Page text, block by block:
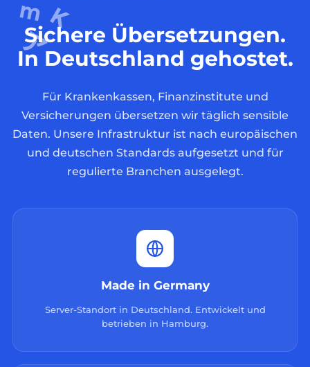
Sichere Übersetzungen.
In Deutschland gehostet.
Für Krankenkassen, Finanzinstitute und
Versicherungen übersetzen wir täglich sensible
Daten. Unsere Infrastruktur ist nach europäischen
und deutschen Standards aufgesetzt und für
regulierte Branchen ausgelegt.
Made in Germany
Server-Standort in Deutschland. Entwickelt und
betrieben in Hamburg.